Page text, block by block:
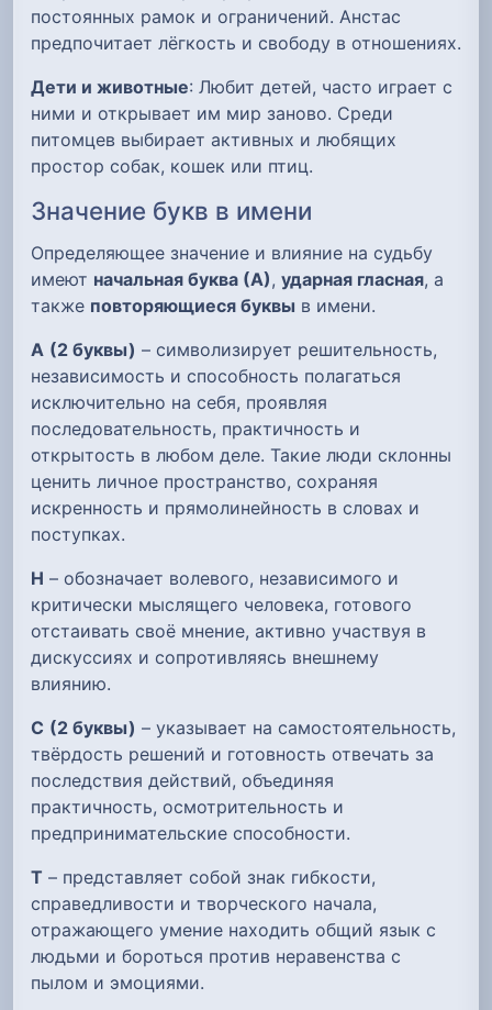
постоянных рамок и ограничений. Анстас
предпочитает лёгкость и свободу в отношениях.
Дети и животные: Любит детей, часто играет с
ними и открывает им мир заново. Среди
питомцев выбирает активных и любящих
простор собак, кошек или птиц.
Значение букв в имени
Определяющее значение и влияние на судьбу
имеют начальная буква (А), ударная гласная, а
также повторяющиеся буквы в имени.
А (2 буквы) – символизирует решительность,
независимость и способность полагаться
исключительно на себя, проявляя
последовательность, практичность и
открытость в любом деле. Такие люди склонны
ценить личное пространство, сохраняя
искренность и прямолинейность в словах и
поступках.
Н – обозначает волевого, независимого и
критически мыслящего человека, готового
отстаивать своё мнение, активно участвуя в
дискуссиях и сопротивляясь внешнему
влиянию.
С (2 буквы) – указывает на самостоятельность,
твёрдость решений и готовность отвечать за
последствия действий, объединяя
практичность, осмотрительность и
предпринимательские способности.
Т – представляет собой знак гибкости,
справедливости и творческого начала,
отражающего умение находить общий язык с
людьми и бороться против неравенства с
пылом и эмоциями.